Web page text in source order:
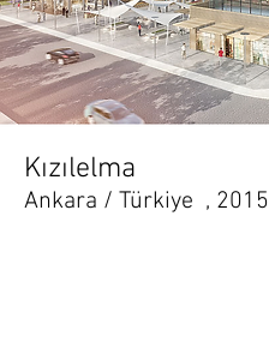
Kızılelma
Ankara / Türkiye , 2015